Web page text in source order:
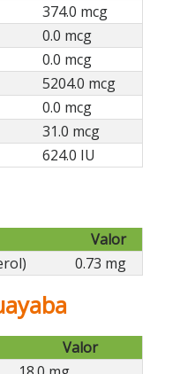
374.0 mcg
0.0 mcg
0.0 mcg
5204.0 mcg
0.0 mcg
31.0 mcg
624.0 IU
Valor
0.73 mg
Valor